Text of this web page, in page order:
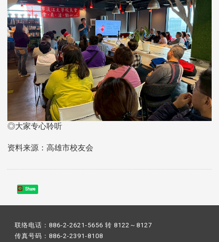
◎大家专心聆听
资料来源：高雄市校友会
Share
联络电话：886-2-2621-5656 转 8122～8127
传真号码：886-2-2391-8108